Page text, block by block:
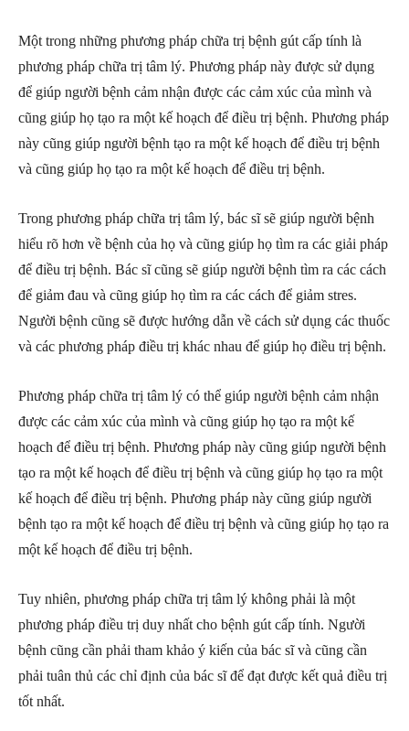
Một trong những phương pháp chữa trị bệnh gút cấp tính là
phương pháp chữa trị tâm lý. Phương pháp này được sử dụng
để giúp người bệnh cảm nhận được các cảm xúc của mình và
cũng giúp họ tạo ra một kế hoạch để điều trị bệnh. Phương pháp
này cũng giúp người bệnh tạo ra một kế hoạch để điều trị bệnh
và cũng giúp họ tạo ra một kế hoạch để điều trị bệnh.
Trong phương pháp chữa trị tâm lý, bác sĩ sẽ giúp người bệnh
hiểu rõ hơn về bệnh của họ và cũng giúp họ tìm ra các giải pháp
để điều trị bệnh. Bác sĩ cũng sẽ giúp người bệnh tìm ra các cách
để giảm đau và cũng giúp họ tìm ra các cách để giảm stres.
Người bệnh cũng sẽ được hướng dẫn về cách sử dụng các thuốc
và các phương pháp điều trị khác nhau để giúp họ điều trị bệnh.
Phương pháp chữa trị tâm lý có thể giúp người bệnh cảm nhận
được các cảm xúc của mình và cũng giúp họ tạo ra một kế
hoạch để điều trị bệnh. Phương pháp này cũng giúp người bệnh
tạo ra một kế hoạch để điều trị bệnh và cũng giúp họ tạo ra một
kế hoạch để điều trị bệnh. Phương pháp này cũng giúp người
bệnh tạo ra một kế hoạch để điều trị bệnh và cũng giúp họ tạo ra
một kế hoạch để điều trị bệnh.
Tuy nhiên, phương pháp chữa trị tâm lý không phải là một
phương pháp điều trị duy nhất cho bệnh gút cấp tính. Người
bệnh cũng cần phải tham khảo ý kiến của bác sĩ và cũng cần
phải tuân thủ các chỉ định của bác sĩ để đạt được kết quả điều trị
tốt nhất.